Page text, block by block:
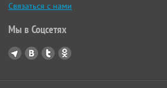
Связаться с нами
Мы в Соцсетях